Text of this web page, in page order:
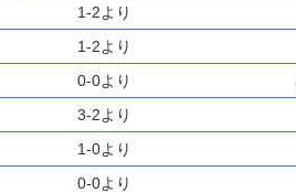
1-2より
1-2より
0-0より
3-2より
1-0より
0-0より